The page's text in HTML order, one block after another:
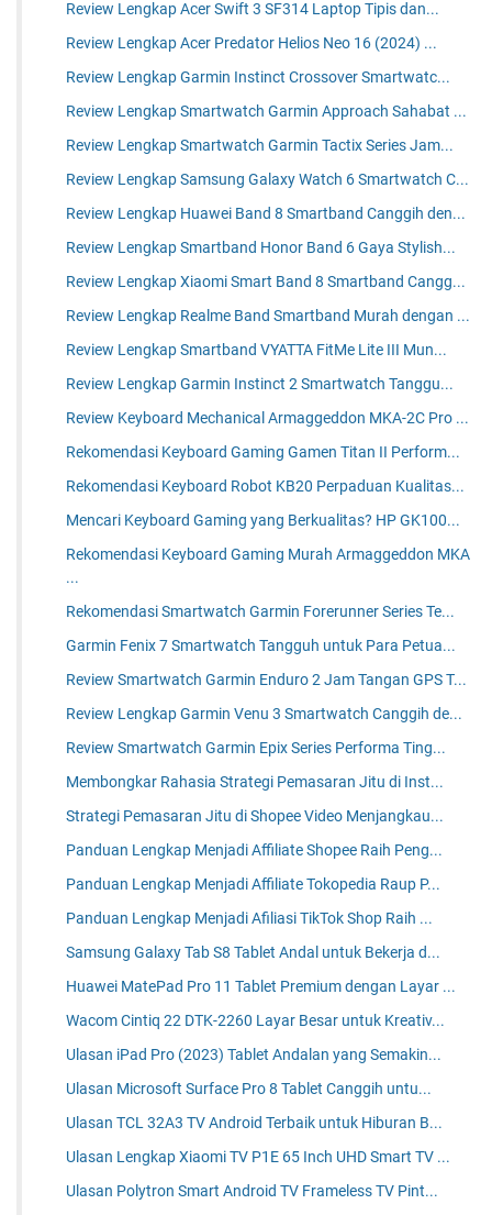
Review Lengkap Acer Swift 3 SF314 Laptop Tipis dan...
Review Lengkap Acer Predator Helios Neo 16 (2024) ...
Review Lengkap Garmin Instinct Crossover Smartwatc...
Review Lengkap Smartwatch Garmin Approach Sahabat ...
Review Lengkap Smartwatch Garmin Tactix Series Jam...
Review Lengkap Samsung Galaxy Watch 6 Smartwatch C...
Review Lengkap Huawei Band 8 Smartband Canggih den...
Review Lengkap Smartband Honor Band 6 Gaya Stylish...
Review Lengkap Xiaomi Smart Band 8 Smartband Cangg...
Review Lengkap Realme Band Smartband Murah dengan ...
Review Lengkap Smartband VYATTA FitMe Lite III Mun...
Review Lengkap Garmin Instinct 2 Smartwatch Tanggu...
Review Keyboard Mechanical Armaggeddon MKA-2C Pro ...
Rekomendasi Keyboard Gaming Gamen Titan II Perform...
Rekomendasi Keyboard Robot KB20 Perpaduan Kualitas...
Mencari Keyboard Gaming yang Berkualitas? HP GK100...
Rekomendasi Keyboard Gaming Murah Armaggeddon MKA
...
Rekomendasi Smartwatch Garmin Forerunner Series Te...
Garmin Fenix 7 Smartwatch Tangguh untuk Para Petua...
Review Smartwatch Garmin Enduro 2 Jam Tangan GPS T...
Review Lengkap Garmin Venu 3 Smartwatch Canggih de...
Review Smartwatch Garmin Epix Series Performa Ting...
Membongkar Rahasia Strategi Pemasaran Jitu di Inst...
Strategi Pemasaran Jitu di Shopee Video Menjangkau...
Panduan Lengkap Menjadi Affiliate Shopee Raih Peng...
Panduan Lengkap Menjadi Affiliate Tokopedia Raup P...
Panduan Lengkap Menjadi Afiliasi TikTok Shop Raih ...
Samsung Galaxy Tab S8 Tablet Andal untuk Bekerja d...
Huawei MatePad Pro 11 Tablet Premium dengan Layar ...
Wacom Cintiq 22 DTK-2260 Layar Besar untuk Kreativ...
Ulasan iPad Pro (2023) Tablet Andalan yang Semakin...
Ulasan Microsoft Surface Pro 8 Tablet Canggih untu...
Ulasan TCL 32A3 TV Android Terbaik untuk Hiburan B...
Ulasan Lengkap Xiaomi TV P1E 65 Inch UHD Smart TV ...
Ulasan Polytron Smart Android TV Frameless TV Pint...